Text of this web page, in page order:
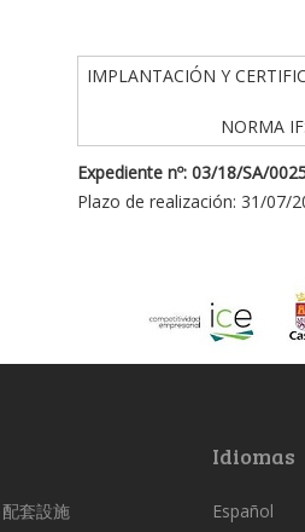
IMPLANTACIÓN Y
NORMA
Expediente nº: 03/18/SA/
Plazo de realización: 31/07/
配套設施
Idiomas
Español